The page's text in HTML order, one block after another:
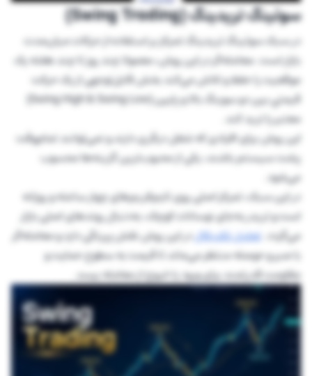
سوئینگ تریدینگ (Swing Trading)
در سبک سوئینگ تریدینگ تمرکز بر استفاده از حرکات میان‌مدت
بازار است. معامله‌گر در این روش، معمولا چند روز تا چند هفته یک
موقعیت را حفظ و تلاش می‌کند بخش قابل‎‌توجهی از یک حرکت
قیمتیِ بین دو سوینگ بالا و پایین (Swing High & Swing Low)
معتبر را ترید کند.
این روش برای افرادی که شغل دیگری دارند و نمی‌توانند تمام‌وقت
پشت سیستم باشند، یکی از محبوب‌ترین گزینه‌ها محسوب
می‌شود.
در این سبک، تمرکز اصلی روی تایم‌فریم‌های چهار ساعته و روزانه
است و تریدر به‌جای نوسانات کوچک، به‌دنبال روندهای اصلی بازار
می‌گردد. تحلیل تکنیکالدر این روش نقش پررنگی دارد و معامله‌گر
با صبر و حوصله منتظر می‌ماند تا قیمت به سطوح حمایت و
مقاومت قدرتمند برای ورود یا خروج از معامله برسد.